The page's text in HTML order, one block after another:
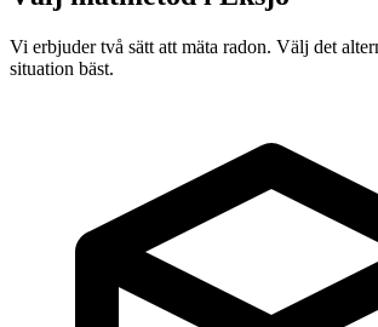
Vi erbjuder två sätt att mäta radon. Välj det
situation bäst.